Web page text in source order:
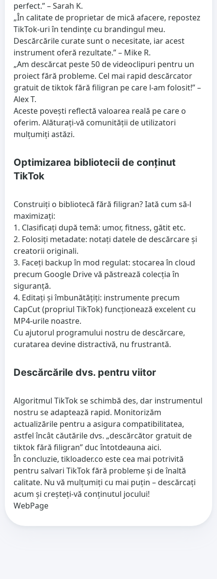
perfect.” – Sarah K.
„În calitate de proprietar de mică afacere, repostez
TikTok-uri în tendințe cu brandingul meu.
Descărcările curate sunt o necesitate, iar acest
instrument oferă rezultate.” – Mike R.
„Am descărcat peste 50 de videoclipuri pentru un
proiect fără probleme. Cel mai rapid descărcator
gratuit de tiktok fără filigran pe care l-am folosit!” –
Alex T.
Aceste povești reflectă valoarea reală pe care o
oferim. Alăturați-vă comunității de utilizatori
mulțumiți astăzi.
Optimizarea bibliotecii de conținut
TikTok
Construiți o bibliotecă fără filigran? Iată cum să-l
maximizați:
1. Clasificați după temă: umor, fitness, gătit etc.
2. Folosiți metadate: notați datele de descărcare și
creatorii originali.
3. Faceți backup în mod regulat: stocarea în cloud
precum Google Drive vă păstrează colecția în
siguranță.
4. Editați și îmbunătățiți: instrumente precum
CapCut (propriul TikTok) funcționează excelent cu
MP4-urile noastre.
Cu ajutorul programului nostru de descărcare,
curatarea devine distractivă, nu frustrantă.
Descărcările dvs. pentru viitor
Algoritmul TikTok se schimbă des, dar instrumentul
nostru se adaptează rapid. Monitorizăm
actualizările pentru a asigura compatibilitatea,
astfel încât căutările dvs. „descărcător gratuit de
tiktok fără filigran” duc întotdeauna aici.
În concluzie, tikloader.co este cea mai potrivită
pentru salvari TikTok fără probleme și de înaltă
calitate. Nu vă mulțumiți cu mai puțin – descărcați
acum și creșteți-vă conținutul jocului!
WebPage